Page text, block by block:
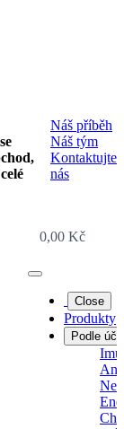
Náš příběh
Náš tým
Kontaktujte
nás
0,00 Kč
Close
Produkty
Podle